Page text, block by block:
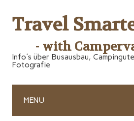
Travel
- with
Info's über Busausbau,
Fotografie
MENU